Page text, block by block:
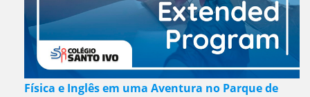
Física e Inglês em uma Aventura no Parque de